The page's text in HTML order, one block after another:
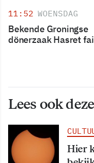
11:52 WOENSDAG
Bekende Groningse
dönerzaak Hasret
Lees ook
Hier